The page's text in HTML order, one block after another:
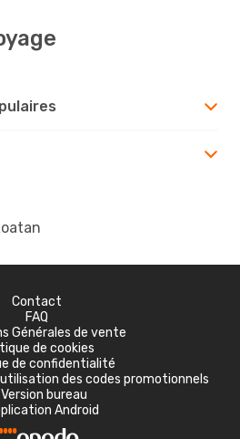
Contact
FAQ
Générales de vente
de cookies
de confidentialité
des codes promotionnels
Version bureau
Android